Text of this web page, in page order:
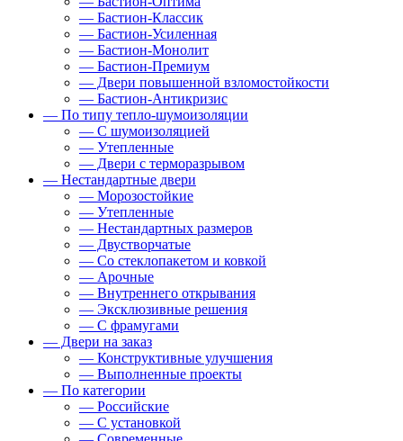
— Бастион-Классик
— Бастион-Усиленная
— Бастион-Монолит
— Бастион-Премиум
— Двери повышенной взломостойкости
— Бастион-Антикризис
— По типу тепло-шумоизоляции
— С шумоизоляцией
— Утепленные
— Двери с терморазрывом
— Нестандартные двери
— Морозостойкие
— Утепленные
— Нестандартных размеров
— Двустворчатые
— Со стеклопакетом и ковкой
— Арочные
— Внутреннего открывания
— Эксклюзивные решения
— С фрамугами
— Двери на заказ
— Конструктивные улучшения
— Выполненные проекты
— По категории
— Российские
— С установкой